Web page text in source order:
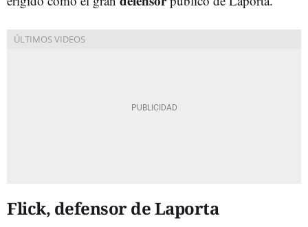
Flick, defensor de Laporta